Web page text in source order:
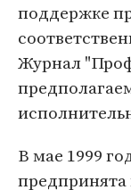
поддержке
Журнал
В мае 1999